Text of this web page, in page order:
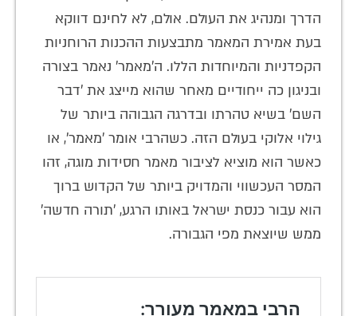
הדרך ומנהיג את העולם. אולם, לא לחינם דווקא
בעת אמירת המאמר מתבצעות ההכנות הרוחניות
הקפדניות והמיוחדות הללו. ה'מאמר' נאמר בצורה
ובניגון כה ייחודיים מאחר שהוא מייצג את 'דבר
השם' בשיא טהרתו ובדרגה הגבוהה ביותר של
גילוי אלוקי בעולם הזה. כשהרבי אומר 'מאמר', או
כאשר הוא מוציא לציבור מאמר חסידות מוגה, זהו
המסר העכשווי והמדויק ביותר של הקדוש ברוך
הוא עבור כנסת ישראל באותו הרגע, 'תורה חדשה'
ממש שיוצאת מפי הגבורה.